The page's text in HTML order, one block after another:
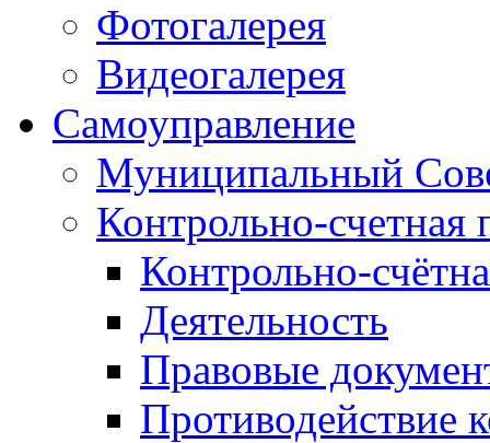
Фотогалерея
Видеогалерея
Самоуправление
Муниципальный
Контрольно-счетная
Контрольно-
Деятельность
Правовые
Противодействие